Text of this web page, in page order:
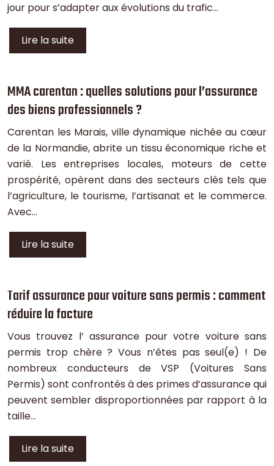
jour pour s’adapter aux évolutions du trafic…
Lire la suite
MMA carentan : quelles solutions pour l’assurance
des biens professionnels ?
Carentan les Marais, ville dynamique nichée au cœur
de la Normandie, abrite un tissu économique riche et
varié. Les entreprises locales, moteurs de cette
prospérité, opèrent dans des secteurs clés tels que
l’agriculture, le tourisme, l’artisanat et le commerce.
Avec…
Lire la suite
Tarif assurance pour voiture sans permis : comment
réduire la facture
Vous trouvez l’ assurance pour votre voiture sans
permis trop chère ? Vous n’êtes pas seul(e) ! De
nombreux conducteurs de VSP (Voitures Sans
Permis) sont confrontés à des primes d’assurance qui
peuvent sembler disproportionnées par rapport à la
taille…
Lire la suite